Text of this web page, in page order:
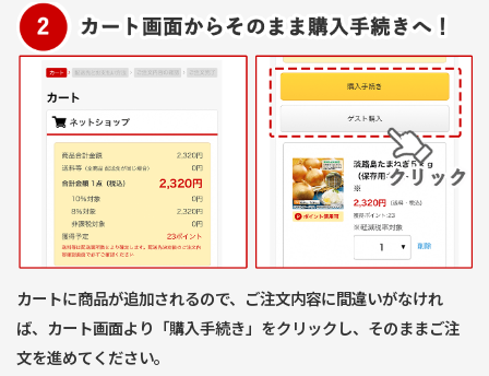
カートに商品が追加されるので、ご注文内容に間違いがなけれ
ば、カート画面より「購入手続き」をクリックし、そのままご注
文を進めてください。